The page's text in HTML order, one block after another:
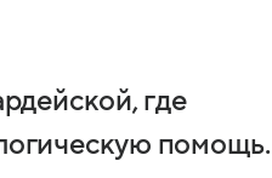
где
помощь.